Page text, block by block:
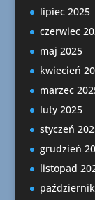
lipiec 2025
czerwiec
maj 2025
kwiecień
marzec
luty 2025
styczeń
grudzień
listopad